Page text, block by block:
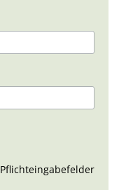
Pflichteingabefelder